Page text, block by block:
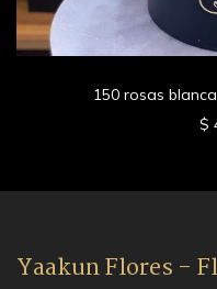
150 rosas
$
Yaakun Flores -